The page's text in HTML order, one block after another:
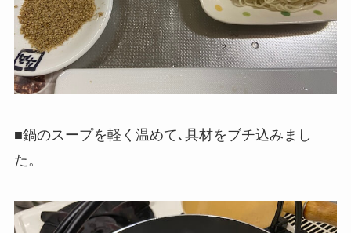
■鍋のスープを軽く温めて､具材をブチ込みまし
た。